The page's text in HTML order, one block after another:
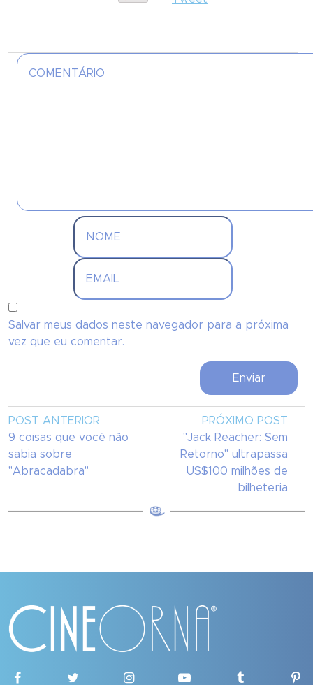
Salvar meus dados neste navegador para a próxima
vez que eu comentar.
POST ANTERIOR
9 coisas que você não
sabia sobre
"Abracadabra"
PRÓXIMO POST
"Jack Reacher: Sem
Retorno" ultrapassa
US$100 milhões de
bilheteria